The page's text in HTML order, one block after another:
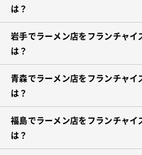
は？
岩手でラーメン店をフランチャ
は？
青森でラーメン店をフランチャ
は？
福島でラーメン店をフランチャ
は？